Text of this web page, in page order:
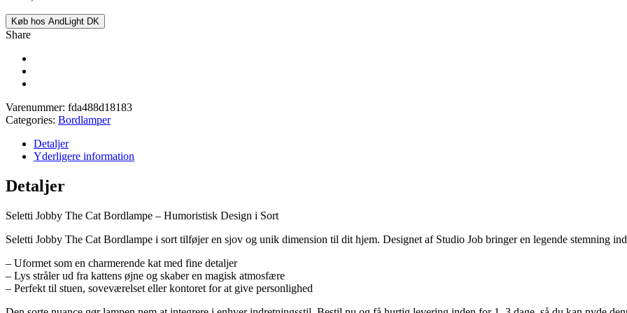
Køb hos AndLight DK
Share
Varenummer: fda488d18183
Categories: Bordlamper
Detaljer
Yderligere information
Detaljer
Seletti Jobby The Cat Bordlampe – Humoristisk Design i Sort
Seletti Jobby The Cat Bordlampe i sort tilføjer en sjov og unik dimension til dit hjem. Designet af Studio Job bringer en legende stemning
– Uformet som en charmerende kat med fine detaljer
– Lys stråler ud fra kattens øjne og skaber en magisk atmosfære
– Perfekt til stuen, soveværelset eller kontoret for at give personlighed